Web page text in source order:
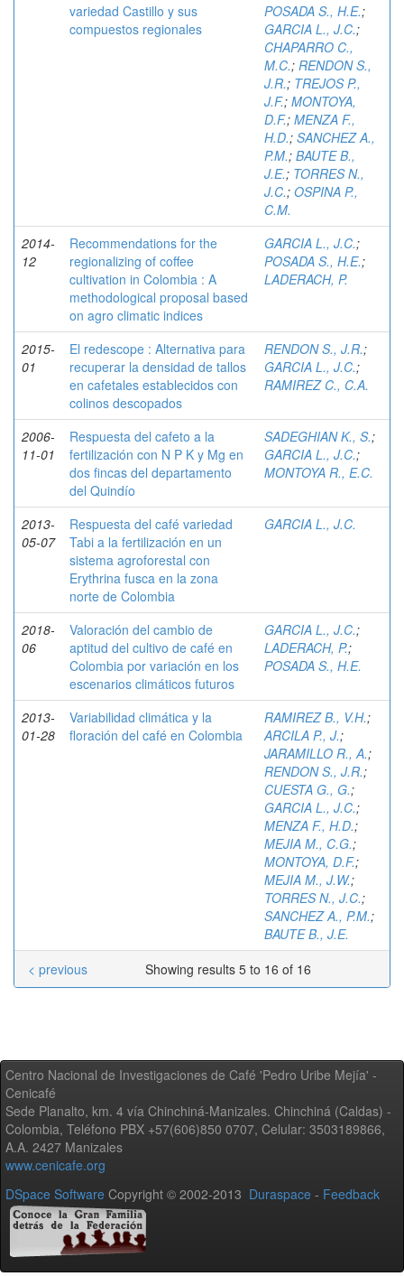
variedad Castillo y sus
compuestos regionales
POSADA S., H.E.;
GARCIA L., J.C.;
CHAPARRO C.,
M.C.; RENDON S.,
J.R.; TREJOS P.,
J.F.; MONTOYA,
D.F.; MENZA F.,
H.D.; SANCHEZ A.,
P.M.; BAUTE B.,
J.E.; TORRES N.,
J.C.; OSPINA P.,
C.M.
2014-
12
Recommendations for the
regionalizing of coffee
cultivation in Colombia : A
methodological proposal based
on agro climatic indices
GARCIA L., J.C.;
POSADA S., H.E.;
LADERACH, P.
2015-
01
El redescope : Alternativa para
recuperar la densidad de tallos
en cafetales establecidos con
colinos descopados
RENDON S., J.R.;
GARCIA L., J.C.;
RAMIREZ C., C.A.
2006-
11-01
Respuesta del cafeto a la
fertilización con N P K y Mg en
dos fincas del departamento
del Quindío
SADEGHIAN K., S.;
GARCIA L., J.C.;
MONTOYA R., E.C.
2013-
05-07
Respuesta del café variedad
Tabi a la fertilización en un
sistema agroforestal con
Erythrina fusca en la zona
norte de Colombia
GARCIA L., J.C.
2018-
06
Valoración del cambio de
aptitud del cultivo de café en
Colombia por variación en los
escenarios climáticos futuros
GARCIA L., J.C.;
LADERACH, P.;
POSADA S., H.E.
2013-
01-28
Variabilidad climática y la
floración del café en Colombia
RAMIREZ B., V.H.;
ARCILA P., J.;
JARAMILLO R., A.;
RENDON S., J.R.;
CUESTA G., G.;
GARCIA L., J.C.;
MENZA F., H.D.;
MEJIA M., C.G.;
MONTOYA, D.F.;
MEJIA M., J.W.;
TORRES N., J.C.;
SANCHEZ A., P.M.;
BAUTE B., J.E.
Showing results 5 to 16 of 16
< previous
Centro Nacional de Investigaciones de Café 'Pedro Uribe Mejía' -
Cenicafé
Sede Planalto, km. 4 vía Chinchiná-Manizales. Chinchiná (Caldas) -
Colombia, Teléfono PBX +57(606)850 0707, Celular: 3503189866,
A.A. 2427 Manizales
www.cenicafe.org
DSpace Software Copyright © 2002-2013 Duraspace - Feedback